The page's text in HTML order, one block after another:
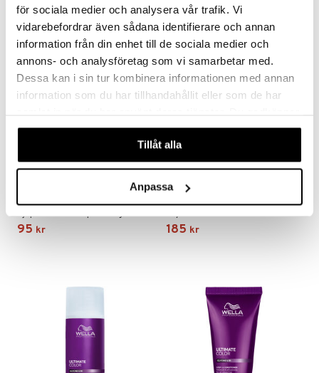
för sociala medier och analysera vår trafik. Vi
vidarebefordrar även sådana identifierare och annan
information från din enhet till de sociala medier och
annons- och analysföretag som vi samarbetar med.
Dessa kan i sin tur kombinera informationen med annan
information som du har tillhandahållit eller som de har
våra cookies vid fortsatt användande av vår webbplats.
Tillåt alla
Anpassa
WELLA PROFESSIONALS
Djupt vårdande inpackning för torrt och frissigt hår i resestorlek
95 kr
Serum Travel Size
WELLA PROFESSIONALS
Skyddande hårserum i resestorlek som ger frisskontroll och silkeslen glans till torrt och frissigt hår
185 kr